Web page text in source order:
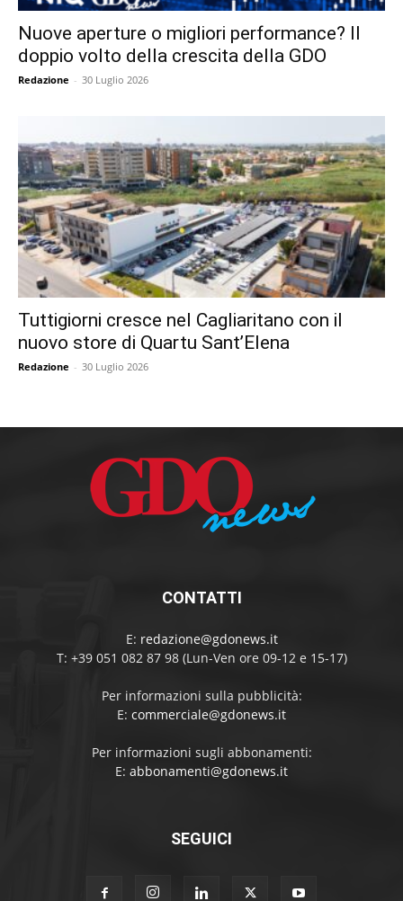
Nuove aperture o migliori performance? Il
doppio volto della crescita della GDO
Redazione - 30 Luglio 2026
Tuttigiorni cresce nel Cagliaritano con il
nuovo store di Quartu Sant’Elena
Redazione - 30 Luglio 2026
CONTATTI
E: redazione@gdonews.it
T: +39 051 082 87 98 (Lun-Ven ore 09-12 e 15-17)
Per informazioni sulla pubblicità:
E: commerciale@gdonews.it
Per informazioni sugli abbonamenti:
E: abbonamenti@gdonews.it
SEGUICI